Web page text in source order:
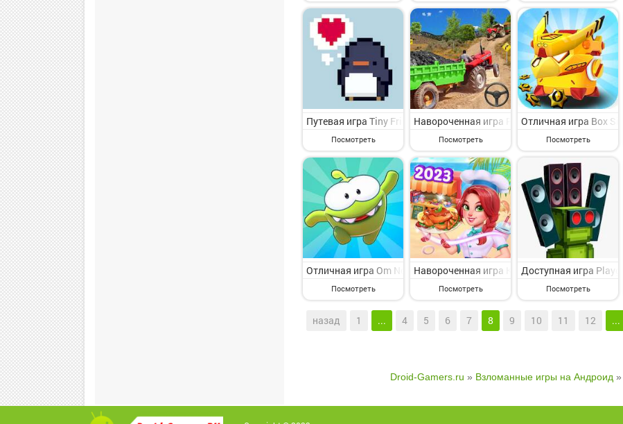
Путевая игра Tiny Friends Тамагочи на Андроид - веселая игра
Посмотреть
Навороченная игра Real Tractor Farming
Посмотреть
Отличная игра Box
Посмотреть
Отличная игра Om Nom Run 2 Parkour на Андроид - интересная
Посмотреть
Навороченная игра Kitchen Crush:
Посмотреть
Доступная игра
Посмотреть
назад 1 ... 4 5 6 7 8 9 10 11 12 ...
Droid-Gamers.ru » Взломанные игры на Андроид »